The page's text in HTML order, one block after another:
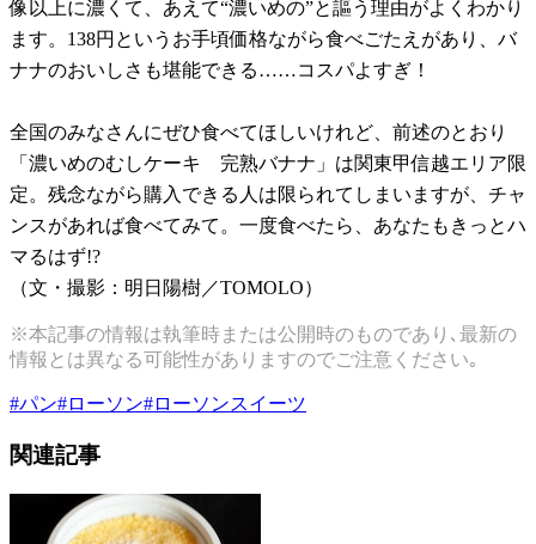
像以上に濃くて、あえて“濃いめの”と謳う理由がよくわかり
ます。138円というお手頃価格ながら食べごたえがあり、バ
ナナのおいしさも堪能できる……コスパよすぎ！
全国のみなさんにぜひ食べてほしいけれど、前述のとおり
「濃いめのむしケーキ 完熟バナナ」は関東甲信越エリア限
定。残念ながら購入できる人は限られてしまいますが、チャ
ンスがあれば食べてみて。一度食べたら、あなたもきっとハ
マるはず!?
（文・撮影：明日陽樹／TOMOLO）
※本記事の情報は執筆時または公開時のものであり､最新の
情報とは異なる可能性がありますのでご注意ください｡
#パン#ローソン#ローソンスイーツ
関連記事